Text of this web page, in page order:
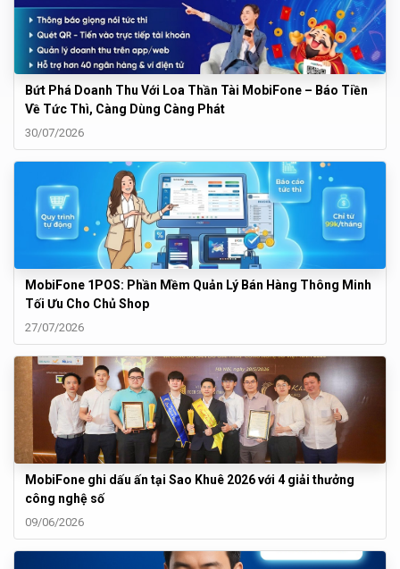
Bứt Phá Doanh Thu Với Loa Thần Tài MobiFone – Báo Tiền
Về Tức Thì, Càng Dùng Càng Phát
30/07/2026
MobiFone 1POS: Phần Mềm Quản Lý Bán Hàng Thông Minh
Tối Ưu Cho Chủ Shop
27/07/2026
MobiFone ghi dấu ấn tại Sao Khuê 2026 với 4 giải thưởng
công nghệ số
09/06/2026